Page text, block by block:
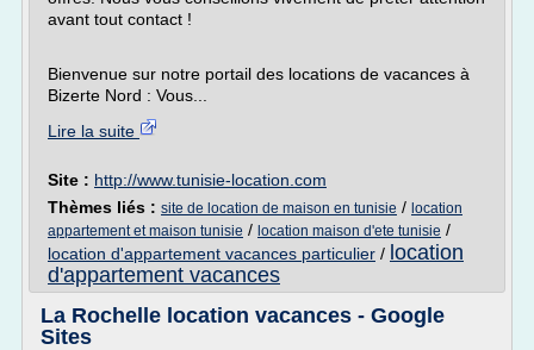
avant tout contact !
Bienvenue sur notre portail des locations de vacances à
Bizerte Nord : Vous...
Lire la suite
Site : http://www.tunisie-location.com
Thèmes liés : site de location de maison en tunisie / location
appartement et maison tunisie / location maison d'ete tunisie /
location d'appartement vacances particulier / location
d'appartement vacances
La Rochelle location vacances - Google
Sites